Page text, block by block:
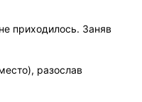
приходилось. Заняв
разослав